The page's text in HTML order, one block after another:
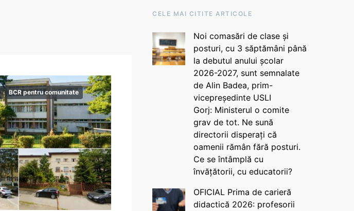
BCR pentru comunitate
CELE MAI CITITE ARTICOLE
Noi comasări de clase și
posturi, cu 3 săptămâni până
la debutul anului școlar
2026-2027, sunt semnalate
de Alin Badea, prim-
vicepreședinte USLI
Gorj: Ministerul o comite
grav de tot. Ne sună
directorii disperați că
oamenii rămân fără posturi.
Ce se întâmplă cu
învățătorii, cu educatorii?
OFICIAL Prima de carieră
didactică 2026: profesorii